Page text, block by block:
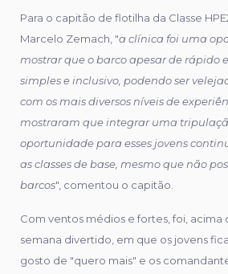
Para o capitão de flotilha da Classe
Marcelo Zemach, "a clínica foi uma
mostrar que o barco apesar de rápido
simples e inclusivo, podendo ser
com os mais diversos níveis de
mostraram que integrar uma
oportunidade para esses jovens
as classes de base, mesmo que não
barcos", comentou o capitão.
Com ventos médios e fortes, foi, acima
semana divertido, em que os jovens
gosto de "quero mais" e os